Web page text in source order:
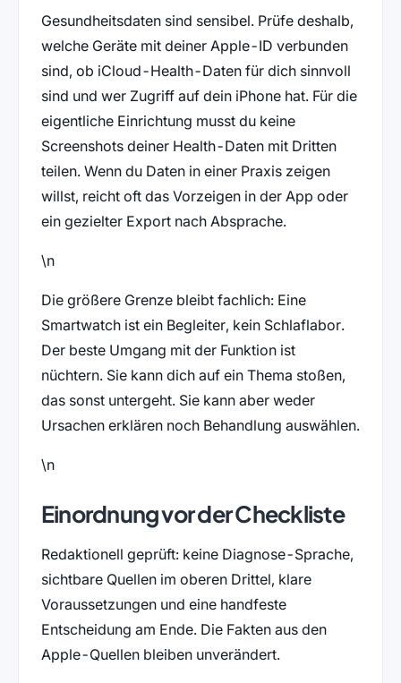
Gesundheitsdaten sind sensibel. Prüfe deshalb,
welche Geräte mit deiner Apple-ID verbunden
sind, ob iCloud-Health-Daten für dich sinnvoll
sind und wer Zugriff auf dein iPhone hat. Für die
eigentliche Einrichtung musst du keine
Screenshots deiner Health-Daten mit Dritten
teilen. Wenn du Daten in einer Praxis zeigen
willst, reicht oft das Vorzeigen in der App oder
ein gezielter Export nach Absprache.
\n
Die größere Grenze bleibt fachlich: Eine
Smartwatch ist ein Begleiter, kein Schlaflabor.
Der beste Umgang mit der Funktion ist
nüchtern. Sie kann dich auf ein Thema stoßen,
das sonst untergeht. Sie kann aber weder
Ursachen erklären noch Behandlung auswählen.
\n
Einordnung vor der Checkliste
Redaktionell geprüft: keine Diagnose-Sprache,
sichtbare Quellen im oberen Drittel, klare
Voraussetzungen und eine handfeste
Entscheidung am Ende. Die Fakten aus den
Apple-Quellen bleiben unverändert.